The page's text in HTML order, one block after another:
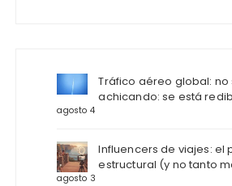
Tráfico aéreo global: no
achicando: se está
agosto 4
Influencers de viajes: el
estructural (y no tanto
agosto 3